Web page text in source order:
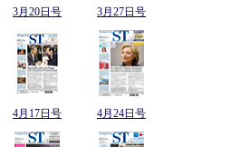
3月20日号 3月27日号
4月17日号 4月24日号